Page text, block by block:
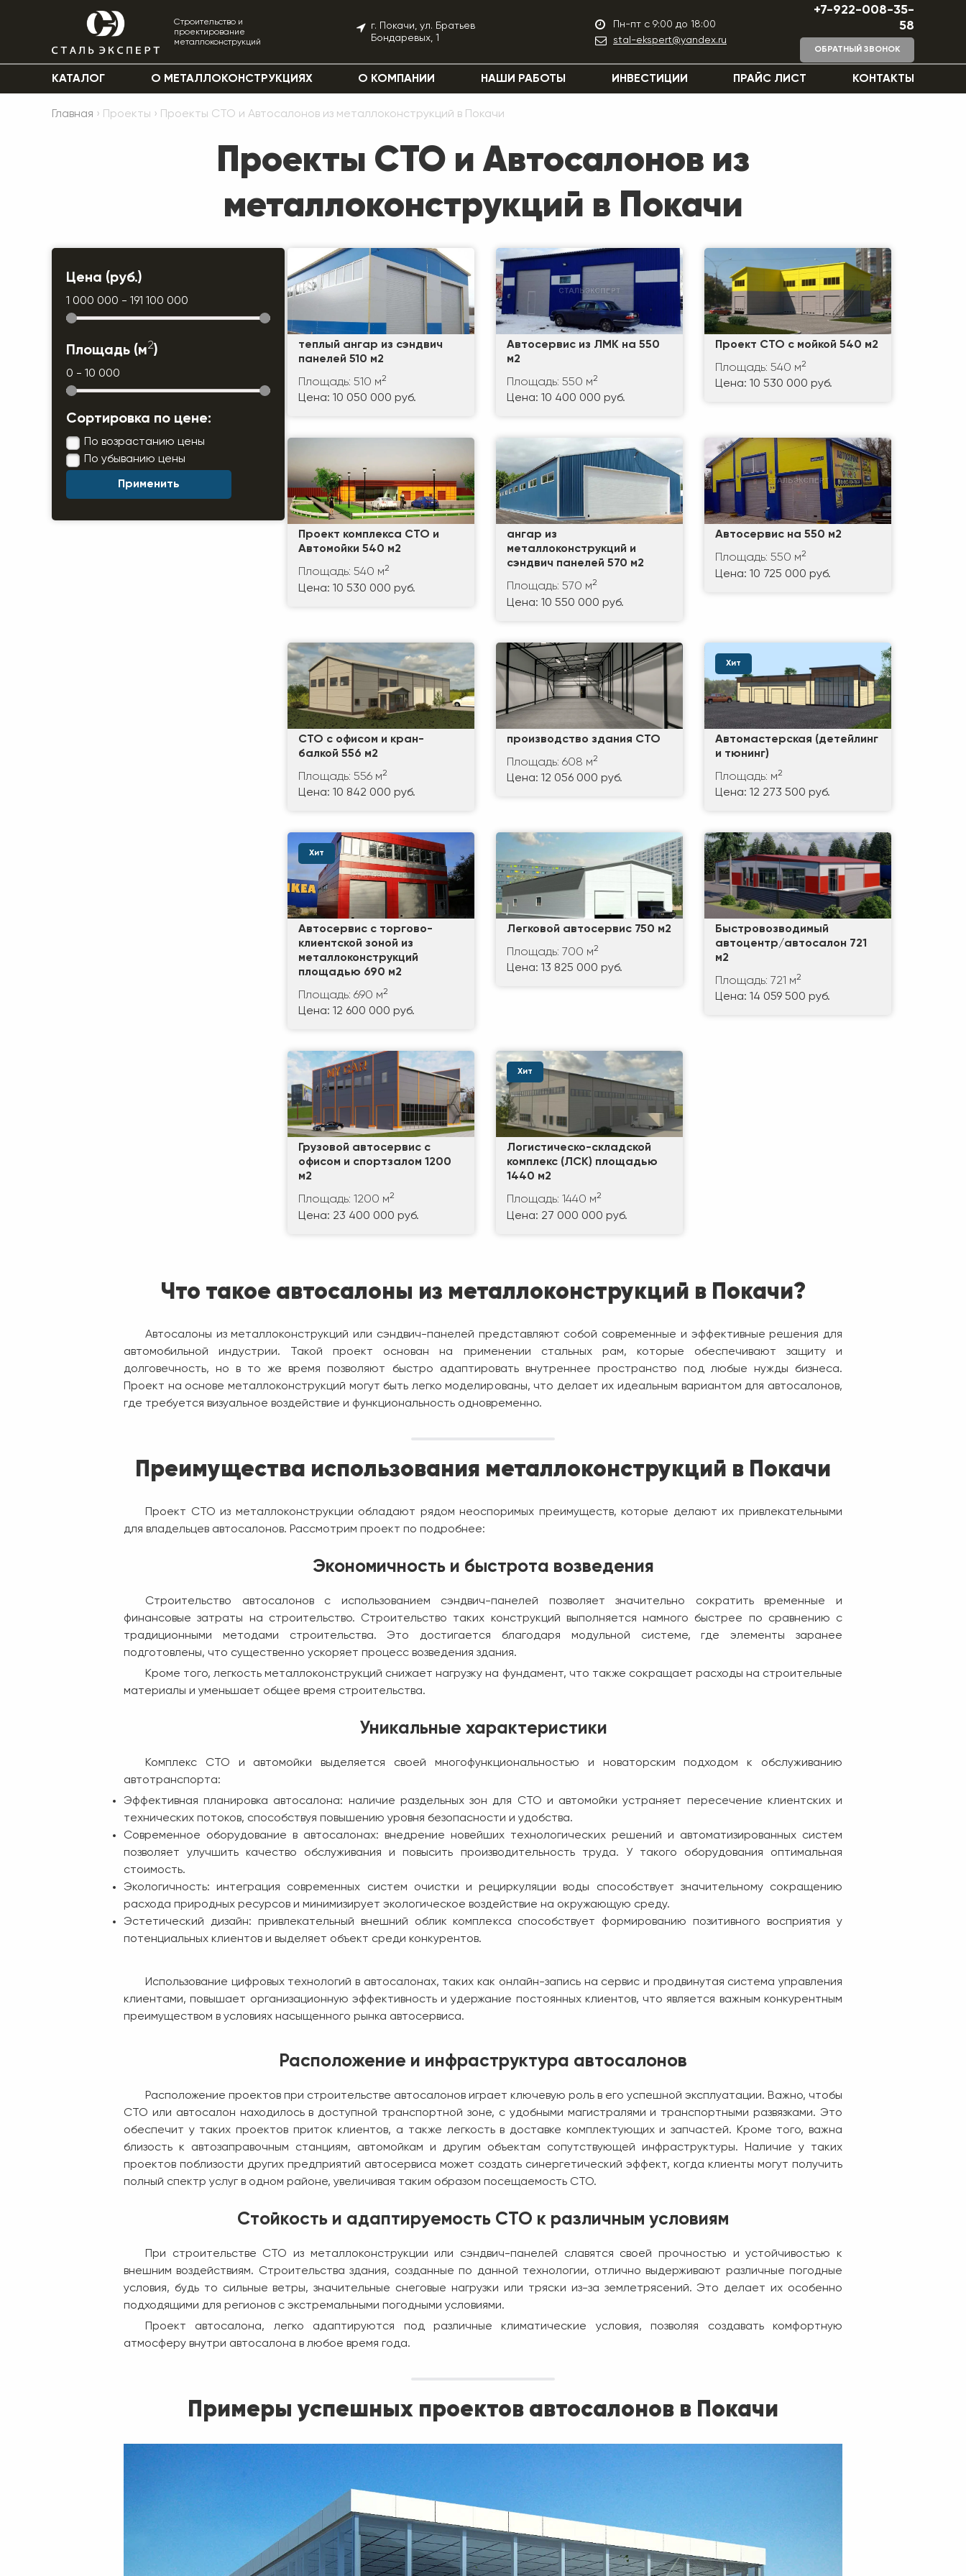
Строительство и
проектирование
металлоконструкций
г. Покачи, ул. Братьев
Бондаревых, 1
Пн-пт с 9:00 до 18:00
stal-ekspert@yandex.ru
+7-922-008-35-
58
ОБРАТНЫЙ ЗВОНОК
КАТАЛОГ О МЕТАЛЛОКОНСТРУКЦИЯХ О КОМПАНИИ НАШИ РАБОТЫ ИНВЕСТИЦИИ ПРАЙС ЛИСТ КОНТАКТЫ
Главная › Проекты › Проекты СТО и Автосалонов из металлоконструкций в Покачи
Проекты СТО и Автосалонов из
металлоконструкций в Покачи
Цена (руб.)
1 000 000 - 191 100 000
Площадь (м2)
0 - 10 000
Сортировка по цене:
По возрастанию цены
По убыванию цены
теплый ангар из сэндвич
панелей 510 м2
Площадь: 510 м2
Цена: 10 050 000 руб.
Автосервис из ЛМК на 550
м2
Площадь: 550 м2
Цена: 10 400 000 руб.
Проект СТО с мойкой 540 м2
Площадь: 540 м2
Цена: 10 530 000 руб.
Проект комплекса СТО и
Автомойки 540 м2
Площадь: 540 м2
Цена: 10 530 000 руб.
ангар из
металлоконструкций и
сэндвич панелей 570 м2
Площадь: 570 м2
Цена: 10 550 000 руб.
Автосервис на 550 м2
Площадь: 550 м2
Цена: 10 725 000 руб.
СТО с офисом и кран-
балкой 556 м2
Площадь: 556 м2
Цена: 10 842 000 руб.
производство здания СТО
Площадь: 608 м2
Цена: 12 056 000 руб.
Хит
Автомастерская (детейлинг
и тюнинг)
Площадь: м2
Цена: 12 273 500 руб.
Хит
Автосервис с торгово-
клиентской зоной из
металлоконструкций
площадью 690 м2
Площадь: 690 м2
Цена: 12 600 000 руб.
Легковой автосервис 750 м2
Площадь: 700 м2
Цена: 13 825 000 руб.
Быстровозводимый
автоцентр/автосалон 721
м2
Площадь: 721 м2
Цена: 14 059 500 руб.
Грузовой автосервис с
офисом и спортзалом 1200
м2
Площадь: 1200 м2
Цена: 23 400 000 руб.
Хит
Логистическо-складской
комплекс (ЛСК) площадью
1440 м2
Площадь: 1440 м2
Цена: 27 000 000 руб.
Что такое автосалоны из металлоконструкций в Покачи?
Автосалоны из металлоконструкций или сэндвич-панелей представляют собой современные и эффективные решения для
автомобильной индустрии. Такой проект основан на применении стальных рам, которые обеспечивают защиту и
долговечность, но в то же время позволяют быстро адаптировать внутреннее пространство под любые нужды бизнеса.
Проект на основе металлоконструкций могут быть легко моделированы, что делает их идеальным вариантом для автосалонов,
где требуется визуальное воздействие и функциональность одновременно.
Преимущества использования металлоконструкций в Покачи
Проект СТО из металлоконструкции обладают рядом неоспоримых преимуществ, которые делают их привлекательными
для владельцев автосалонов. Рассмотрим проект по подробнее:
Экономичность и быстрота возведения
Строительство автосалонов с использованием сэндвич-панелей позволяет значительно сократить временные и
финансовые затраты на строительство. Строительство таких конструкций выполняется намного быстрее по сравнению с
традиционными методами строительства. Это достигается благодаря модульной системе, где элементы заранее
подготовлены, что существенно ускоряет процесс возведения здания.
Кроме того, легкость металлоконструкций снижает нагрузку на фундамент, что также сокращает расходы на строительные
материалы и уменьшает общее время строительства.
Уникальные характеристики
Комплекс СТО и автомойки выделяется своей многофункциональностью и новаторским подходом к обслуживанию
автотранспорта:
Эффективная планировка автосалона: наличие раздельных зон для СТО и автомойки устраняет пересечение клиентских и
технических потоков, способствуя повышению уровня безопасности и удобства.
Современное оборудование в автосалонах: внедрение новейших технологических решений и автоматизированных систем
позволяет улучшить качество обслуживания и повысить производительность труда. У такого оборудования оптимальная
стоимость.
Экологичность: интеграция современных систем очистки и рециркуляции воды способствует значительному сокращению
расхода природных ресурсов и минимизирует экологическое воздействие на окружающую среду.
Эстетический дизайн: привлекательный внешний облик комплекса способствует формированию позитивного восприятия у
потенциальных клиентов и выделяет объект среди конкурентов.
Использование цифровых технологий в автосалонах, таких как онлайн-запись на сервис и продвинутая система управления
клиентами, повышает организационную эффективность и удержание постоянных клиентов, что является важным конкурентным
преимуществом в условиях насыщенного рынка автосервиса.
Расположение и инфраструктура автосалонов
Расположение проектов при строительстве автосалонов играет ключевую роль в его успешной эксплуатации. Важно, чтобы
СТО или автосалон находилось в доступной транспортной зоне, с удобными магистралями и транспортными развязками. Это
обеспечит у таких проектов приток клиентов, а также легкость в доставке комплектующих и запчастей. Кроме того, важна
близость к автозаправочным станциям, автомойкам и другим объектам сопутствующей инфраструктуры. Наличие у таких
проектов поблизости других предприятий автосервиса может создать синергетический эффект, когда клиенты могут получить
полный спектр услуг в одном районе, увеличивая таким образом посещаемость СТО.
Стойкость и адаптируемость СТО к различным условиям
При строительстве СТО из металлоконструкции или сэндвич-панелей славятся своей прочностью и устойчивостью к
внешним воздействиям. Строительства здания, созданные по данной технологии, отлично выдерживают различные погодные
условия, будь то сильные ветры, значительные снеговые нагрузки или тряски из-за землетрясений. Это делает их особенно
подходящими для регионов с экстремальными погодными условиями.
Проект автосалона, легко адаптируются под различные климатические условия, позволяя создавать комфортную
атмосферу внутри автосалона в любое время года.
Примеры успешных проектов автосалонов в Покачи